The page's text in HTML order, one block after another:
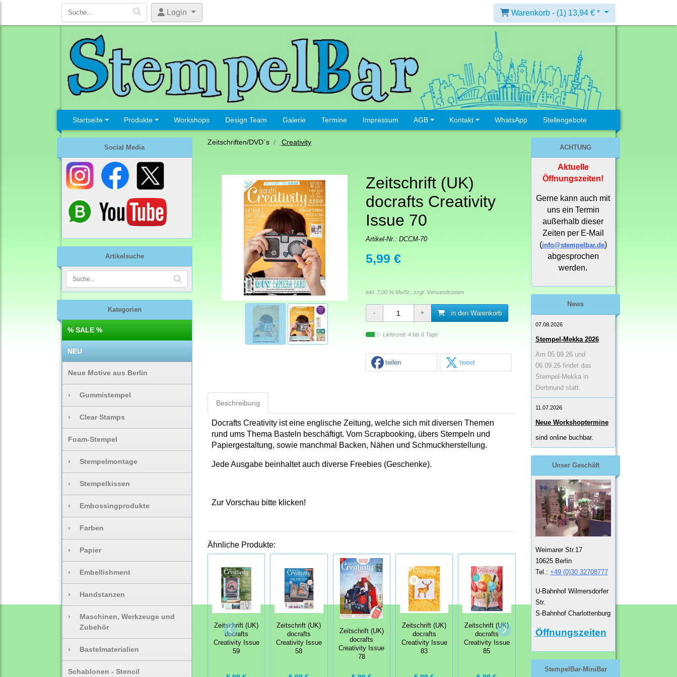
Login Warenkorb - (1) 13,94 € *
Startseite Produkte Workshops Design Team Galerie Termine Impressum AGB Kontakt WhatsApp Stellengebote
Social Media
Artikelsuche
Kategorien
% SALE %
NEU
Neue Motive aus Berlin
› Gummistempel
› Clear Stamps
Foam-Stempel
› Stempelmontage
› Stempelkissen
› Embossingprodukte
› Farben
› Papier
› Embellishment
› Handstanzen
›
Maschinen, Werkzeuge und
Zubehör
› Bastelmaterialien
Schablonen - Stencil
Zeitschriften/DVD`s Creativity
Zeitschrift (UK)
docrafts Creativity
Issue 70
Artikel-Nr.: DCCM-70
5,99 €
inkl. 7,00 % MwSt., zzgl. Versandkosten
in den Warenkorb
Lieferzeit: 4 bis 6 Tage
teilen tweet
Beschreibung
Docrafts Creativity ist eine englische Zeitung, welche sich mit diversen Themen
rund ums Thema Basteln beschäftigt. Vom Scrapbooking, übers Stempeln und
Papiergestaltung, sowie manchmal Backen, Nähen und Schmuckherstellung.
Jede Ausgabe beinhaltet auch diverse Freebies (Geschenke).
Zur Vorschau bitte klicken!
Ähnliche Produkte:
Zeitschrift (UK)
docrafts
Creativity Issue
59
Zeitschrift (UK)
docrafts
Creativity Issue
58
Zeitschrift (UK)
docrafts
Creativity Issue
78
Zeitschrift (UK)
docrafts
Creativity Issue
83
Zeitschrift (UK)
docrafts
Creativity Issue
85
docrafts
84
ACHTUNG
Aktuelle
Öffnungszeiten!
Gerne kann auch mit
uns ein Termin
außerhalb dieser
Zeiten per E-Mail
(info@stempelbar.de)
abgesprochen
werden.
News
07.08.2026
Stempel-Mekka 2026
Am 05.09.26 und
06.09.26 findet das
Stempel-Mekka in
Dortmund statt.
11.07.2026
Neue Workshoptermine
sind online buchbar.
Unser Geschäft
Weimarer Str.17
10625 Berlin
Tel.: +49 (0)30 32708777
U-Bahnhof Wilmersdorfer
Str.
S-Bahnhof Charlottenburg
Öffnungszeiten
StempelBar-MiniBar